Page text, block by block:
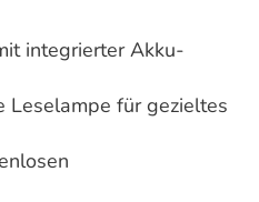
integrierter Akku-
Leselampe für gezieltes